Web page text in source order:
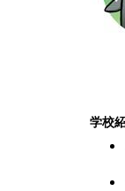
学校